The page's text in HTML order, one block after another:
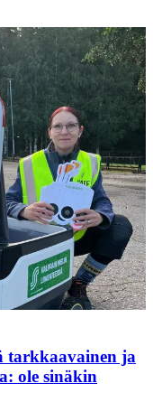
tarkkaavainen ja
ole sinäkin